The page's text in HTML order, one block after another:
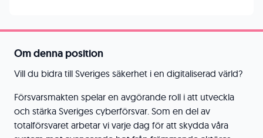
Om denna position
Vill du bidra till Sveriges säkerhet i en digitaliserad värld?
Försvarsmakten spelar en avgörande roll i att utveckla
och stärka Sveriges cyberförsvar. Som en del av
totalförsvaret arbetar vi varje dag för att skydda våra